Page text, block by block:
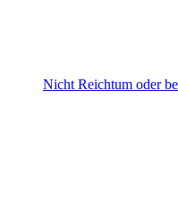
Nicht Reichtum oder